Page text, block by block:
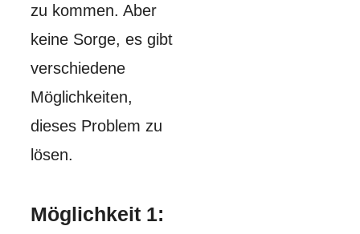
zu kommen. Aber
keine Sorge, es gibt
verschiedene
Möglichkeiten,
dieses Problem zu
lösen.
Möglichkeit 1: